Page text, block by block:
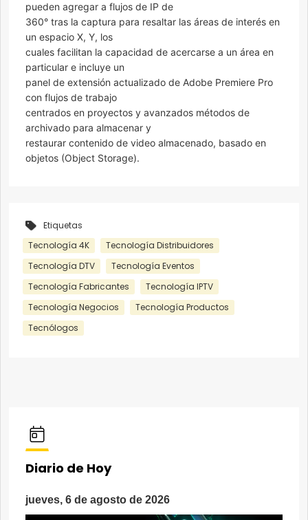
pueden agregar a flujos de IP de
360° tras la captura para resaltar las áreas de interés en
un espacio X, Y, los
cuales facilitan la capacidad de acercarse a un área en
particular e incluye un
panel de extensión actualizado de Adobe Premiere Pro
con flujos de trabajo
centrados en proyectos y avanzados métodos de
archivado para almacenar y
restaurar contenido de video almacenado, basado en
objetos (Object Storage).
Etiquetas
Tecnología 4K
Tecnología Distribuidores
Tecnología DTV
Tecnología Eventos
Tecnología Fabricantes
Tecnología IPTV
Tecnología Negocios
Tecnología Productos
Tecnólogos
Diario de Hoy
jueves, 6 de agosto de 2026